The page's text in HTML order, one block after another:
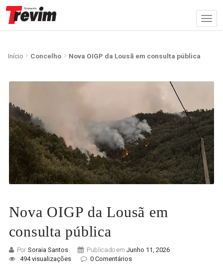
Início Concelho Nova OIGP da Lousã em consulta pública
Nova OIGP da Lousã em
consulta pública
Por Soraia Santos Publicado em Junho 11, 2026
494 visualizações
0 Comentários